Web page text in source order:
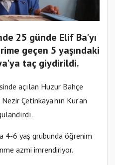
25 günde Elif Ba'yı
geçen 5 yaşındaki
taç giydirildi.
açılan Huzur Bahçe
Çetinkaya'nın Kur'an
4-6 yaş grubunda öğrenim
azmi imrendiriyor.